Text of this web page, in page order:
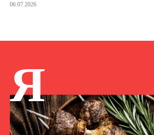
06.07.2026
Я